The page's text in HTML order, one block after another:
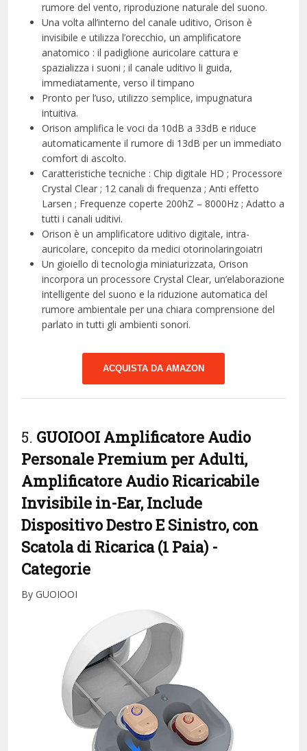
rumore del vento, riproduzione naturale del suono.
Una volta all’interno del canale uditivo, Orison è
invisibile e utilizza l’orecchio, un amplificatore
anatomico : il padiglione auricolare cattura e
spazializza i suoni ; il canale uditivo li guida,
immediatamente, verso il timpano
Pronto per l’uso, utilizzo semplice, impugnatura
intuitiva.
Orison amplifica le voci da 10dB a 33dB e riduce
automaticamente il rumore di 13dB per un immediato
comfort di ascolto.
Caratteristiche tecniche : Chip digitale HD ; Processore
Crystal Clear ; 12 canali di frequenza ; Anti effetto
Larsen ; Frequenze coperte 200hZ – 8000Hz ; Adatto a
tutti i canali uditivi.
Orison è un amplificatore uditivo digitale, intra-
auricolare, concepito da medici otorinolaringoiatri
Un gioiello di tecnologia miniaturizzata, Orison
incorpora un processore Crystal Clear, un’elaborazione
intelligente del suono e la riduzione automatica del
rumore ambientale per una chiara comprensione del
parlato in tutti gli ambienti sonori.
ACQUISTA DA AMAZON
5. GUOIOOI Amplificatore Audio
Personale Premium per Adulti,
Amplificatore Audio Ricaricabile
Invisibile in-Ear, Include
Dispositivo Destro E Sinistro, con
Scatola di Ricarica (1 Paia) -
Categorie
By GUOIOOI